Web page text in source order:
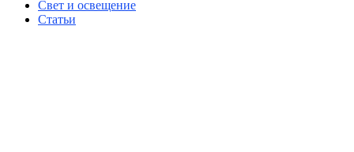
Свет и освещение
Статьи